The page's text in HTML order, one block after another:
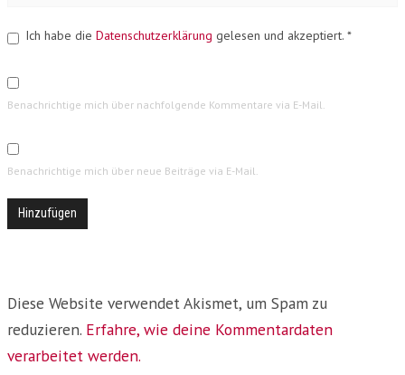
Ich habe die Datenschutzerklärung gelesen und akzeptiert. *
Benachrichtige mich über nachfolgende Kommentare via E-Mail.
Benachrichtige mich über neue Beiträge via E-Mail.
Diese Website verwendet Akismet, um Spam zu
reduzieren. Erfahre, wie deine Kommentardaten
verarbeitet werden.